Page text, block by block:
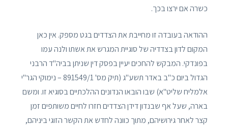
כשרה אם ירצו בכך.
ההודאה בעובדה זו מחייבת את הצדדים בגט מספק. אין כאן
המקום לדון בצדדיה של סוגיית המגרש את אשתו ולנה עמו
בפונדקי. המבקש להחכים יעיין בפסק דין שניתן בביה"ד הרבני
הגדול ביום כ"ב באדר תשע"ג (תיק מס' 891549/1 – נימוקי הגר"י
אלמליח שליט"א) שבו הובאו הנדונים ההלכתיים בסוגיא זו. ומשם
בארה, שעל אף שבנדון דידן הצדדים חזרו לחיים משותפים זמן
קצר לאחר גירושיהם, מתוך כוונה לחדש את הקשר הזוגי ביניהם,